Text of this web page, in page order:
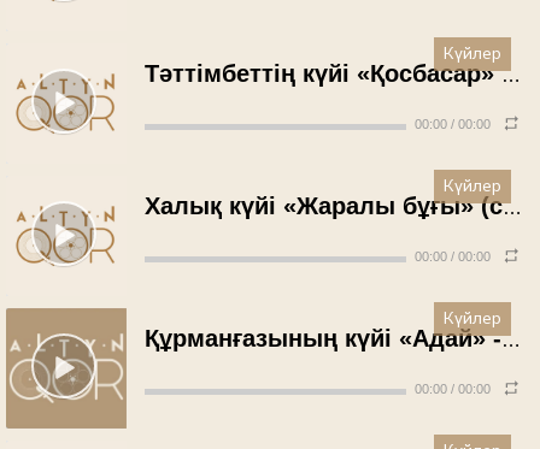
Тәттімбеттің күйі «Қосбасар» - Әбікен Хасенов (1958 жыл)
00:00 / 00:00
Күйлер
Халық күйі «Жаралы бұғы» (сыбызғы) - Қабыкей Ахмерұлы (1959 жыл)
00:00 / 00:00
Күйлер
Құрманғазының күйі «Адай» - Ғылман Әлжанов (1959 жыл)
00:00 / 00:00
Күйлер